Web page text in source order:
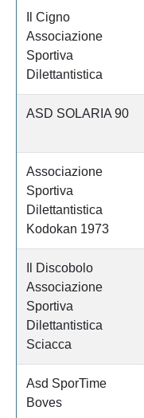
Il Cigno
Associazione
Sportiva
Dilettantistica
ASD SOLARIA 90
Associazione
Sportiva
Dilettantistica
Kodokan 1973
Il Discobolo
Associazione
Sportiva
Dilettantistica
Sciacca
Asd SporTime
Boves